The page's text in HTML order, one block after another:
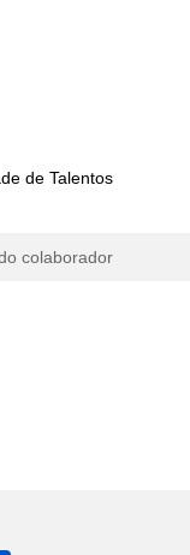
de Talentos
colaborador